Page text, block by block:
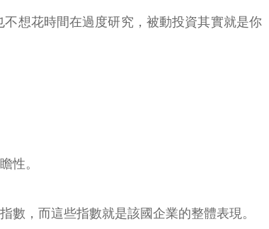
想花時間在過度研究，被動投資其實就是你
性。
，而這些指數就是該國企業的整體表現。